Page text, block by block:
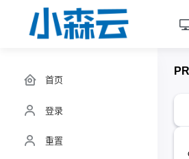
首页
登录
重置